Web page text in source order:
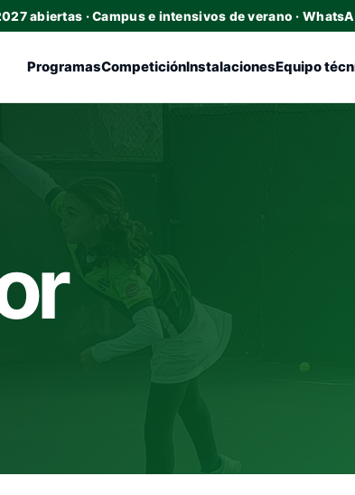
abiertas · Campus e intensivos de verano ·
ProgramasCompeticiónInstalacionesEquipo